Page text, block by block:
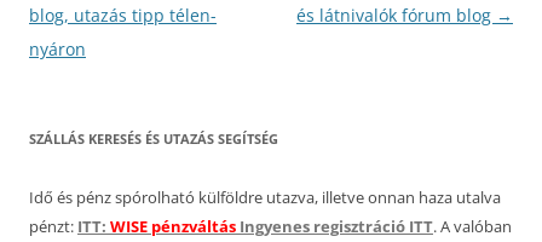
navigáció
blog, utazás tipp télen-
nyáron
és látnivalók fórum blog →
SZÁLLÁS KERESÉS ÉS UTAZÁS SEGÍTSÉG
Idő és pénz spórolható külföldre utazva, illetve onnan haza utalva
pénzt: ITT: WISE pénzváltás Ingyenes regisztráció ITT. A valóban